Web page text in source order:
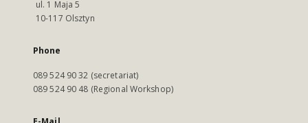
ul. 1 Maja 5
10-117 Olsztyn
Phone
089 524 90 32 (secretariat)
089 524 90 48 (Regional Workshop)